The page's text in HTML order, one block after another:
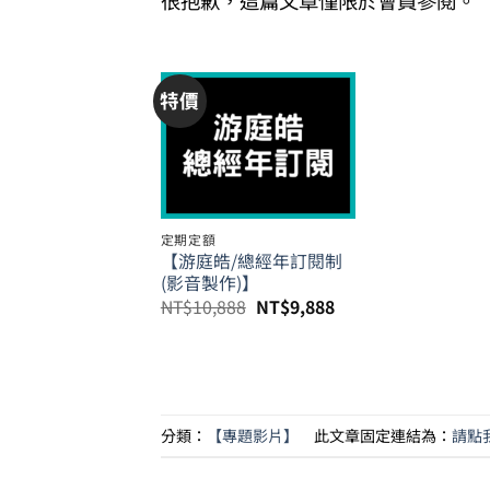
特價
定期定額
【游庭皓/總經年訂閱制
(影音製作)】
NT$10,888 原
始
NT$9,888目
前
分類： 【專題影片】 此文章固定連結為： 請點